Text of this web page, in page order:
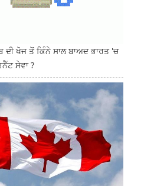
ਖੋਜ ਤੋਂ ਕਿੰਨੇ ਸਾਲ ਬਾਅਦ ਭਾਰਤ 'ਚ
ਸੇਵਾ ?